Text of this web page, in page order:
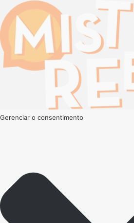
Gerenciar o consentimento